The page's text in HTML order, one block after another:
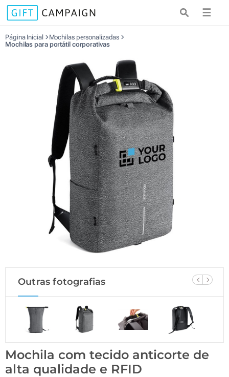
☰
Página Inicial
Mochilas personalizadas
Mochilas para portátil corporativas
Outras fotografias
Mochila com tecido anticorte de
alta qualidade e RFID